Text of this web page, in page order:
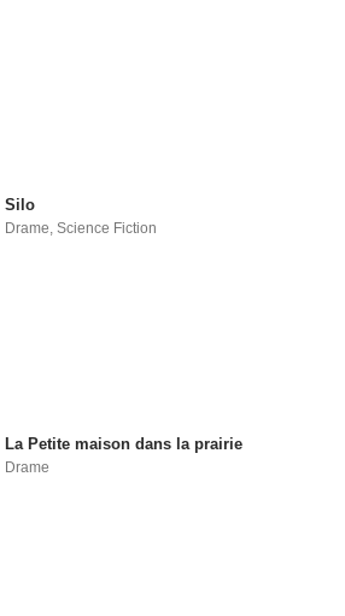
Silo
Drame ,Science Fiction
La Petite maison dans la prairie
Drame